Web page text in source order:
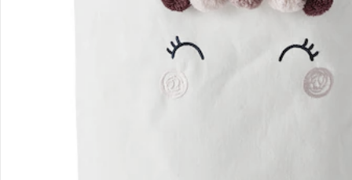
Sicher & flexibel bezahlen